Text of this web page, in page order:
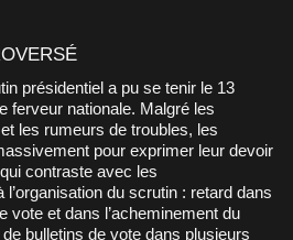
ferveur nationale. Malgré les
les rumeurs de troubles, les
pour exprimer leur devoir
contraste avec les
du scrutin : retard dans
vote et dans l’acheminement du
bulletins de vote dans plusieurs